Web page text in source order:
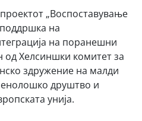
„Воспоставување
на
на поранешни
од Хелсиншки комитет за
здружение на малди
друштво и
унија.